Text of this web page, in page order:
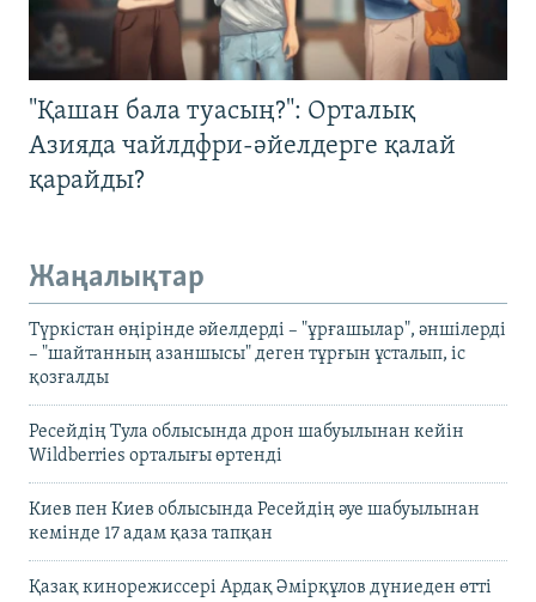
"Қашан бала туасың?": Орталық
Азияда чайлдфри-әйелдерге қалай
қарайды?
Жаңалықтар
Түркістан өңірінде әйелдерді – "ұрғашылар", әншілерді
– "шайтанның азаншысы" деген тұрғын ұсталып, іс
қозғалды
Ресейдің Тула облысында дрон шабуылынан кейін
Wildberries орталығы өртенді
Киев пен Киев облысында Ресейдің әуе шабуылынан
кемінде 17 адам қаза тапқан
Қазақ кинорежиссері Ардақ Әмірқұлов дүниеден өтті